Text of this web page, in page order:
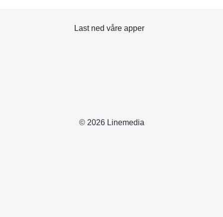
© 2026 Linemedia
Last ned våre apper